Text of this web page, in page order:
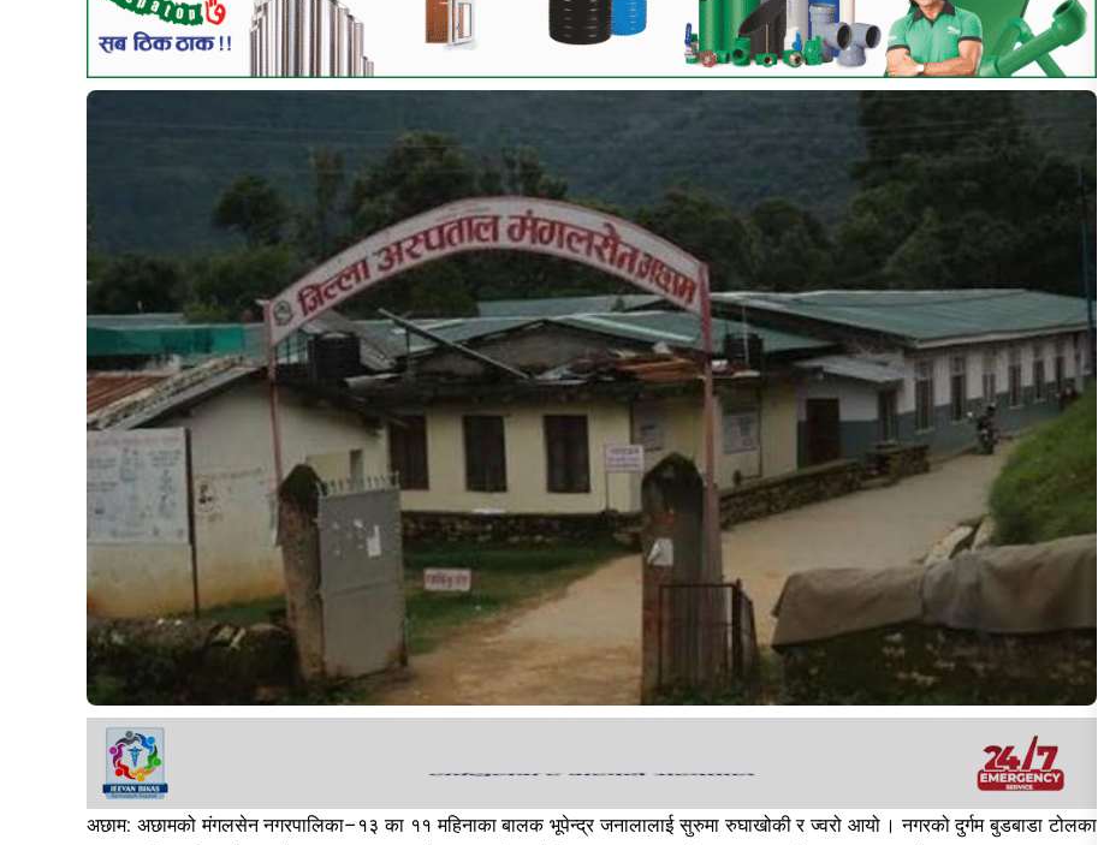
अछाम: अछामको मंगलसेन नगरपालिका–१३ का ११ महिनाका बालक भूपेन्द्र जनालालाई सुरुमा रुघाखोकी र ज्वरो आयो । नगरको दुर्गम बुडबाडा टोलका